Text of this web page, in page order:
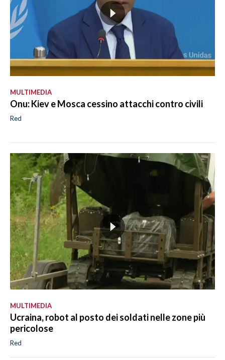
MULTIMEDIA
Onu: Kiev e Mosca cessino attacchi contro civili
Red
MULTIMEDIA
Ucraina, robot al posto dei soldati nelle zone più
pericolose
Red